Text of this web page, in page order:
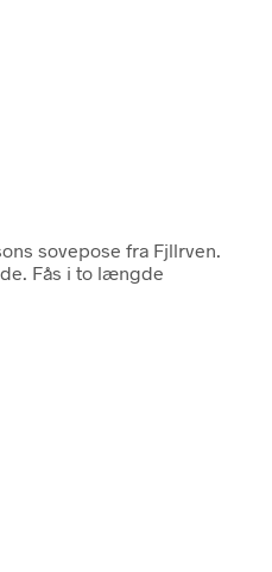
sovepose fra Fjllrven.
Fås i to længde